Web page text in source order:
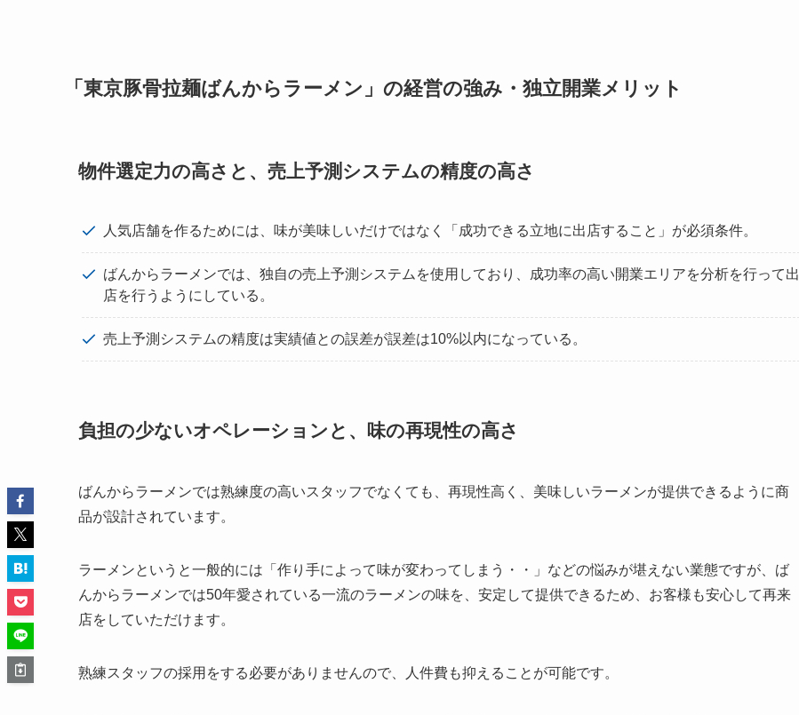
「東京豚骨拉麺ばんからラーメン」の経営の強み・独立開業メリット
物件選定力の高さと、売上予測システムの精度の高さ
人気店舗を作るためには、味が美味しいだけではなく「成功できる立地に出店すること」が必須条件。
ばんからラーメンでは、独自の売上予測システムを使用しており、成功率の高い開業エリアを分析を行って出
店を行うようにしている。
売上予測システムの精度は実績値との誤差が誤差は10%以内になっている。
負担の少ないオペレーションと、味の再現性の高さ
ばんからラーメンでは熟練度の高いスタッフでなくても、再現性高く、美味しいラーメンが提供できるように商
品が設計されています。
ラーメンというと一般的には「作り手によって味が変わってしまう・・」などの悩みが堪えない業態ですが、ば
んからラーメンでは50年愛されている一流のラーメンの味を、安定して提供できるため、お客様も安心して再来
店をしていただけます。
熟練スタッフの採用をする必要がありませんので、人件費も抑えることが可能です。